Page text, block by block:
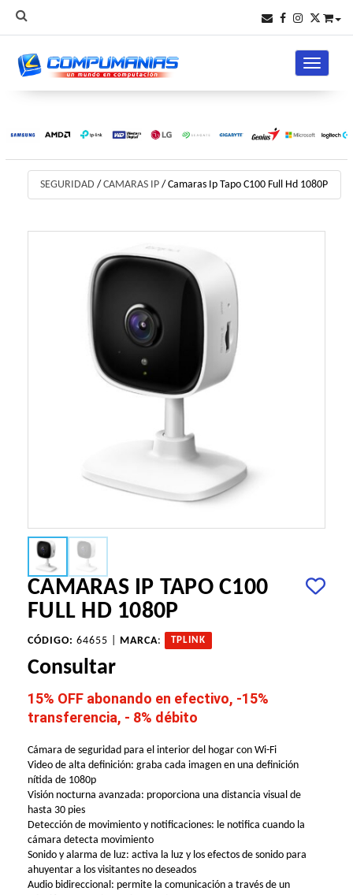
Toggle
SEGURIDAD / CAMARAS IP / Camaras Ip Tapo C100 Full Hd 1080P
CAMARAS IP TAPO C100
FULL HD 1080P
CÓDIGO: 64655 | MARCA: TPLINK
Consultar
15% OFF abonando en efectivo, -15%
transferencia, - 8% débito
Cámara de seguridad para el interior del hogar con Wi-Fi
Video de alta definición: graba cada imagen en una definición
nítida de 1080p
Visión nocturna avanzada: proporciona una distancia visual de
hasta 30 pies
Detección de movimiento y notificaciones: le notifica cuando la
cámara detecta movimiento
Sonido y alarma de luz: activa la luz y los efectos de sonido para
ahuyentar a los visitantes no deseados
Audio bidireccional: permite la comunicación a través de un